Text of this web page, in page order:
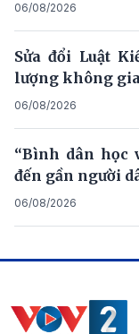
06/08/2026
Sửa đổi Luật
lượng không
06/08/2026
“Bình dân học
đến gần người
06/08/2026